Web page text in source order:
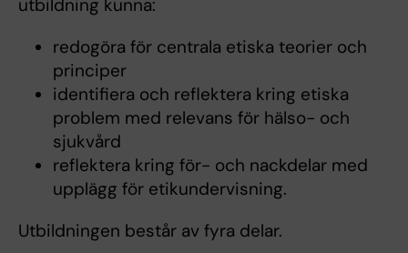
utbildning kunna:
redogöra för centrala etiska teorier och
principer
identifiera och reflektera kring etiska
problem med relevans för hälso- och
sjukvård
reflektera kring för- och nackdelar med
upplägg för etikundervisning.
Utbildningen består av fyra delar.